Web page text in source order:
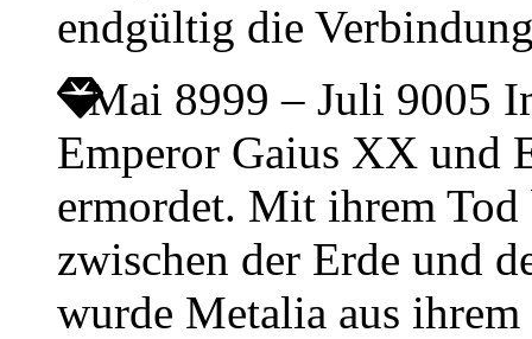
endgültig die
Mai 8999 – Juli 9005
Emperor Gaius XX und
ermordet. Mit ihrem
zwischen der Erde und
wurde Metalia aus